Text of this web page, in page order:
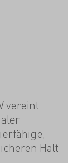
vereint
Halt